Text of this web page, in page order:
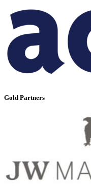
Gold Partners